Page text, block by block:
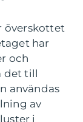
överskottet
har
och
det till
användas
av
i